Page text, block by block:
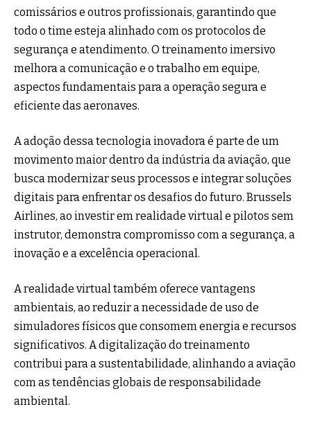
comissários e outros profissionais, garantindo que
todo o time esteja alinhado com os protocolos de
segurança e atendimento. O treinamento imersivo
melhora a comunicação e o trabalho em equipe,
aspectos fundamentais para a operação segura e
eficiente das aeronaves.
A adoção dessa tecnologia inovadora é parte de um
movimento maior dentro da indústria da aviação, que
busca modernizar seus processos e integrar soluções
digitais para enfrentar os desafios do futuro. Brussels
Airlines, ao investir em realidade virtual e pilotos sem
instrutor, demonstra compromisso com a segurança, a
inovação e a excelência operacional.
A realidade virtual também oferece vantagens
ambientais, ao reduzir a necessidade de uso de
simuladores físicos que consomem energia e recursos
significativos. A digitalização do treinamento
contribui para a sustentabilidade, alinhando a aviação
com as tendências globais de responsabilidade
ambiental.